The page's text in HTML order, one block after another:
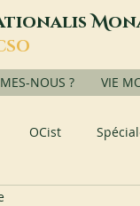
M
NOUS ? VIE
OCist